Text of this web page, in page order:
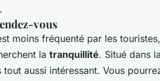
vous
moins fréquenté par les
la tranquillité. Situé dans
aussi intéressant. Vous